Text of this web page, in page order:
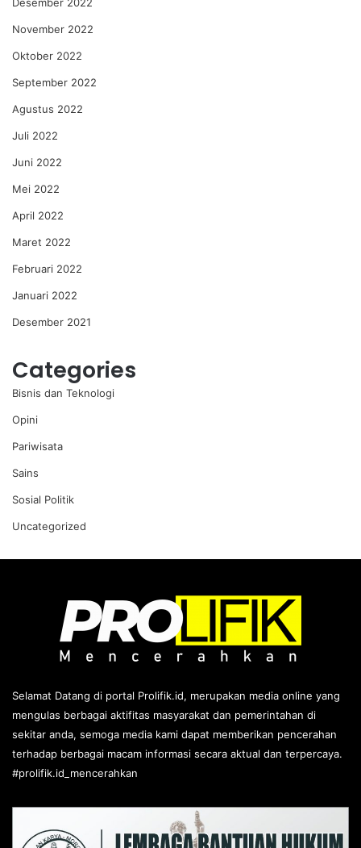
Desember 2022
November 2022
Oktober 2022
September 2022
Agustus 2022
Juli 2022
Juni 2022
Mei 2022
April 2022
Maret 2022
Februari 2022
Januari 2022
Desember 2021
Categories
Bisnis dan Teknologi
Opini
Pariwisata
Sains
Sosial Politik
Uncategorized
Selamat Datang di portal Prolifik.id, merupakan media online yang
mengulas berbagai aktifitas masyarakat dan pemerintahan di
sekitar anda, semoga media kami dapat memberikan pencerahan
terhadap berbagai macam informasi secara aktual dan terpercaya.
#prolifik.id_mencerahkan